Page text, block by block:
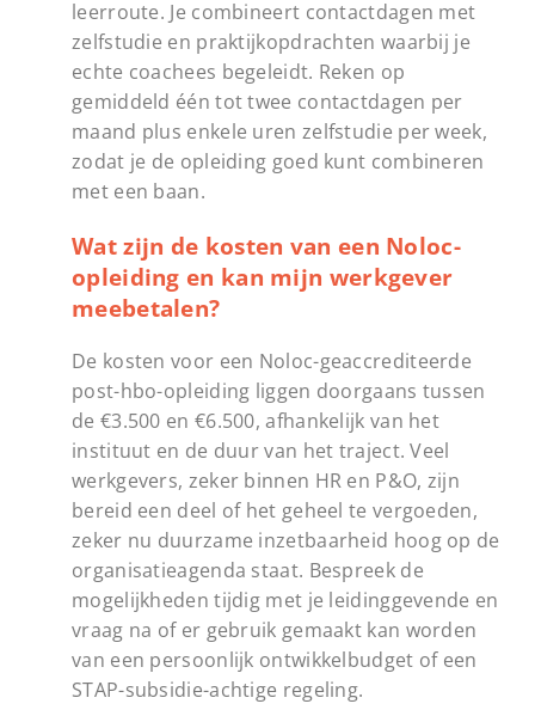
leerroute. Je combineert contactdagen met
zelfstudie en praktijkopdrachten waarbij je
echte coachees begeleidt. Reken op
gemiddeld één tot twee contactdagen per
maand plus enkele uren zelfstudie per week,
zodat je de opleiding goed kunt combineren
met een baan.
Wat zijn de kosten van een Noloc-
opleiding en kan mijn werkgever
meebetalen?
De kosten voor een Noloc-geaccrediteerde
post-hbo-opleiding liggen doorgaans tussen
de €3.500 en €6.500, afhankelijk van het
instituut en de duur van het traject. Veel
werkgevers, zeker binnen HR en P&O, zijn
bereid een deel of het geheel te vergoeden,
zeker nu duurzame inzetbaarheid hoog op de
organisatieagenda staat. Bespreek de
mogelijkheden tijdig met je leidinggevende en
vraag na of er gebruik gemaakt kan worden
van een persoonlijk ontwikkelbudget of een
STAP-subsidie-achtige regeling.